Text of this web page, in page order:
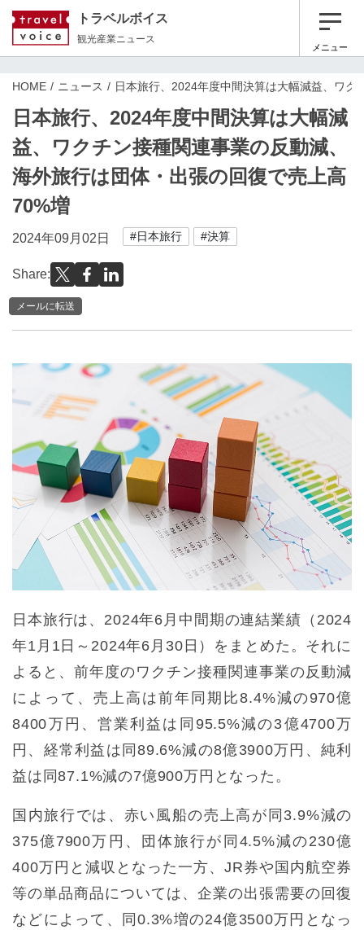
トラベルボイス
観光産業ニュース
メニュー
HOME ニュース 日本旅行、2024年度中間決算は大幅減益、ワ
日本旅行、2024年度中間決算は大幅減
益、ワクチン接種関連事業の反動減、
海外旅行は団体・出張の回復で売上高
70%増
2024年09月02日 #日本旅行 #決算
Share:
メールに転送
日本旅行は、2024年6月中間期の連結業績（2024
年1月1日～2024年6月30日）をまとめた。それに
よると、前年度のワクチン接種関連事業の反動減
によって、売上高は前年同期比8.4%減の970億
8400万円、営業利益は同95.5%減の3億4700万
円、経常利益は同89.6%減の8億3900万円、純利
益は同87.1%減の7億900万円となった。
国内旅行では、赤い風船の売上高が同3.9%減の
375億7900万円、団体旅行が同4.5%減の230億
400万円と減収となった一方、JR券や国内航空券
等の単品商品については、企業の出張需要の回復
などによって、同0.3%増の24億3500万円となっ